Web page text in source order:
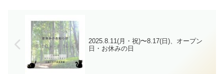
2025.8.11(月・祝)〜8.17(日)、オープン
日・お休みの日